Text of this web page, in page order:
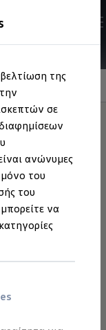
της
σε
ανώνυμες
του
του
να
. Οι ζάντες για το
17” Brilliant Silver
έτοιμο για